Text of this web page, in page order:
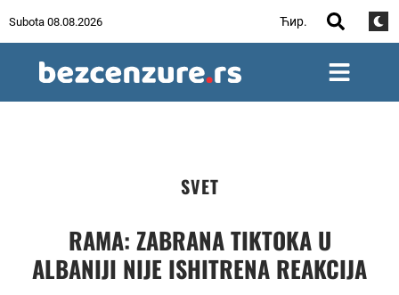
Subota 08.08.2026 Ћир.
SVET
RAMA: ZABRANA TIKTOKA U
ALBANIJI NIJE ISHITRENA REAKCIJA